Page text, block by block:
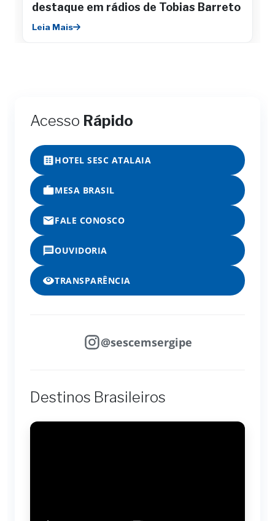
destaque em rádios de Tobias Barreto
Leia Mais
Acesso Rápido
HOTEL SESC ATALAIA
MESA BRASIL
FALE CONOSCO
OUVIDORIA
TRANSPARÊNCIA
@sescemsergipe
Destinos Brasileiros